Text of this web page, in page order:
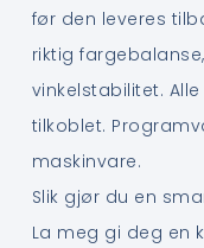
før den leveres
riktig
vinkelstabilitet.
tilkoblet.
maskinvare.
Slik gjør du en
La meg gi deg en